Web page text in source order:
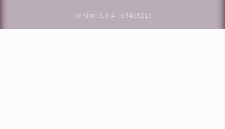
Version: 3.3.4 - 634e821c